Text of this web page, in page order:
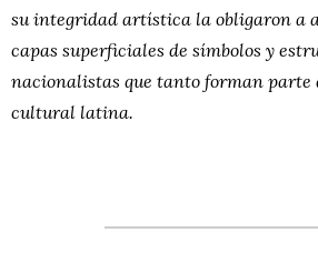
su integridad artística la obligaron a
capas superficiales de símbolos y
nacionalistas que tanto forman parte
cultural latina.